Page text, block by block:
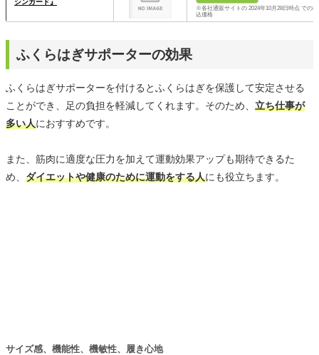
シンガード』
※各社通販サイトの 2024年10月28日時点 での税
込価格
ふくらはぎサポーターの効果
ふくらはぎサポーターを付けるとふくらはぎを保護して安定させる
ことができ、足の負担を軽減してくれます。そのため、 立ち仕事が
多い人におすすめです。
また、筋肉に適度な圧力を加えて運動効果アップも期待できるた
め、 ダイエットや健康のために運動をする人にも役立ちます。
サイズ感、機能性、機敏性、履き心地